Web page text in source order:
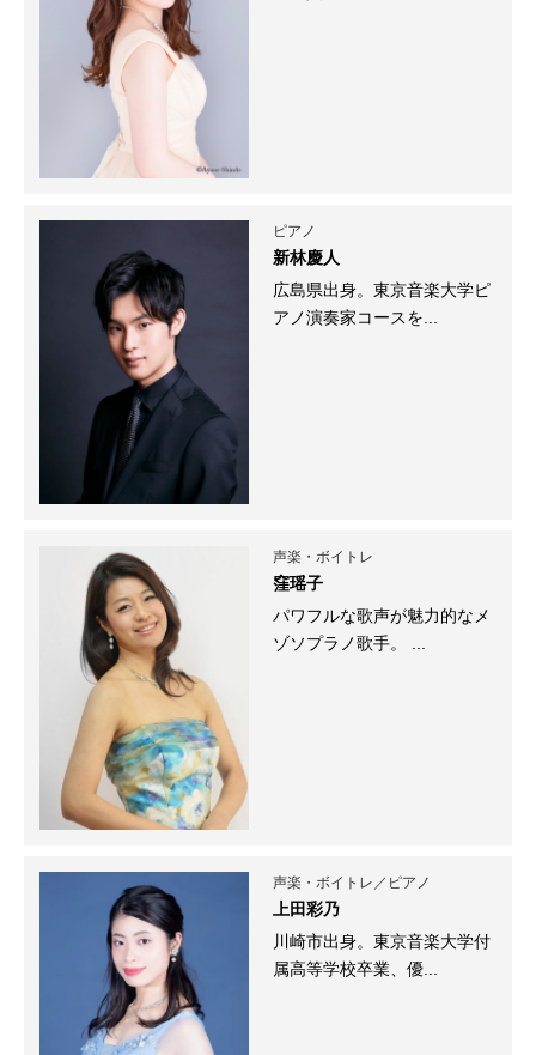
ピアノ
新林慶人
広島県出身。東京音楽大学ピ
アノ演奏家コースを...
声楽・ボイトレ
窪瑶子
パワフルな歌声が魅力的なメ
ゾソプラノ歌手。 ...
声楽・ボイトレ／ピアノ
上田彩乃
川崎市出身。東京音楽大学付
属高等学校卒業、優...